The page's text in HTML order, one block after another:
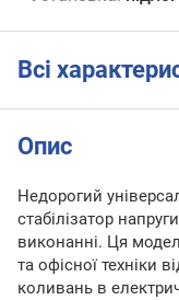
Всі
Опис
Недорогий
стабілізатор
виконанні. Ця
та офісної техніки
коливань в